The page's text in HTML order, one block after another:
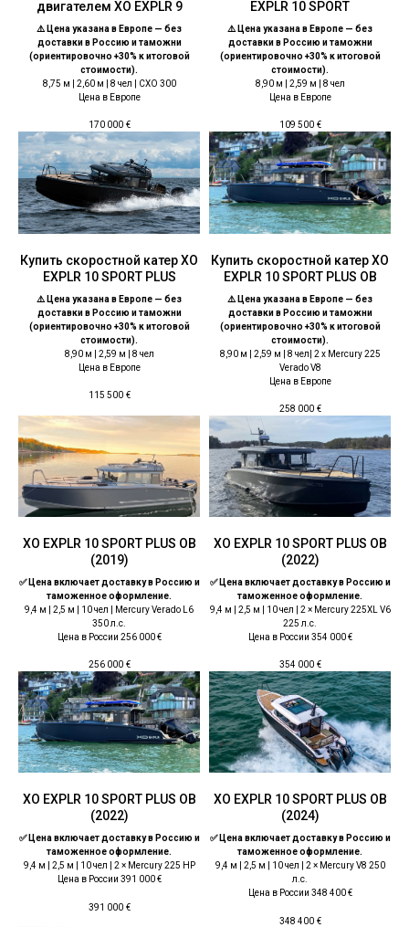
двигателем XO EXPLR 9
⚠️ Цена указана в Европе — без
доставки в Россию и таможни
(ориентировочно +30% к итоговой
стоимости).
8,75 м | 2,60 м | 8 чел | CXO 300
Цена в Европе
170 000 €
EXPLR 10 SPORT
⚠️ Цена указана в Европе — без
доставки в Россию и таможни
(ориентировочно +30% к итоговой
стоимости).
8,90 м | 2,59 м | 8 чел
Цена в Европе
109 500 €
Купить скоростной катер ХО
EXPLR 10 SPORT PLUS
⚠️ Цена указана в Европе — без
доставки в Россию и таможни
(ориентировочно +30% к итоговой
стоимости).
8,90 м | 2,59 м | 8 чел
Цена в Европе
115 500 €
Купить скоростной катер ХО
EXPLR 10 SPORT PLUS OB
⚠️ Цена указана в Европе — без
доставки в Россию и таможни
(ориентировочно +30% к итоговой
стоимости).
8,90 м | 2,59 м | 8 чел| 2 x Mercury 225
Verado V8
Цена в Европе
258 000 €
ХО EXPLR 10 SPORT PLUS OB
(2019)
✅ Цена включает доставку в Россию и
таможенное оформление.
9,4 м | 2,5 м | 10 чел | Mercury Verado L6
350 л.с.
Цена в России 256 000 €
256 000 €
ХО EXPLR 10 SPORT PLUS OB
(2022)
✅ Цена включает доставку в Россию и
таможенное оформление.
9,4 м | 2,5 м | 10 чел | 2 × Mercury 225XL V6
225 л.с.
Цена в России 354 000 €
354 000 €
ХО EXPLR 10 SPORT PLUS OB
(2022)
✅ Цена включает доставку в Россию и
таможенное оформление.
9,4 м | 2,5 м | 10 чел | 2 × Mercury 225 HP
Цена в России 391 000 €
391 000 €
ХО EXPLR 10 SPORT PLUS OB
(2024)
✅ Цена включает доставку в Россию и
таможенное оформление.
9,4 м | 2,5 м | 10 чел | 2 × Mercury V8 250
л.с.
Цена в России 348 400 €
348 400 €